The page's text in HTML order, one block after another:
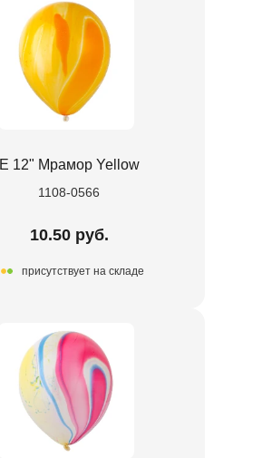
Е 12" Мрамор Yellow
1108-0566
10.50 руб.
присутствует на складе